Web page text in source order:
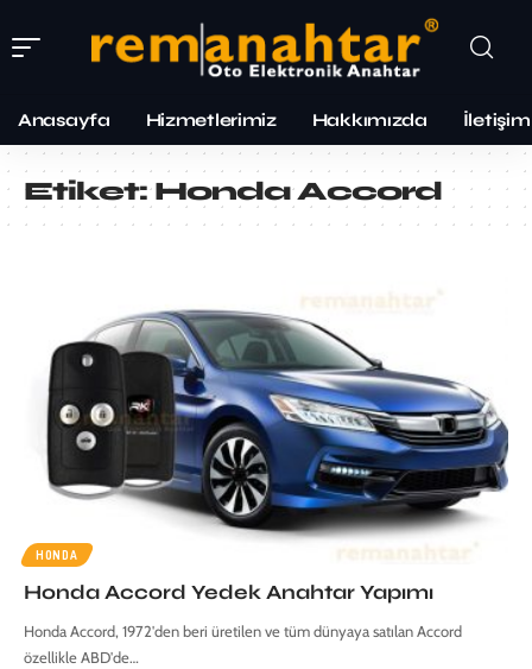
Anasayfa Hizmetlerimiz Hakkımızda İletişim
Etiket:Honda Accord
HONDA
Honda Accord Yedek Anahtar Yapımı
Honda Accord, 1972'den beri üretilen ve tüm dünyaya satılan Accord
özellikle ABD'de…